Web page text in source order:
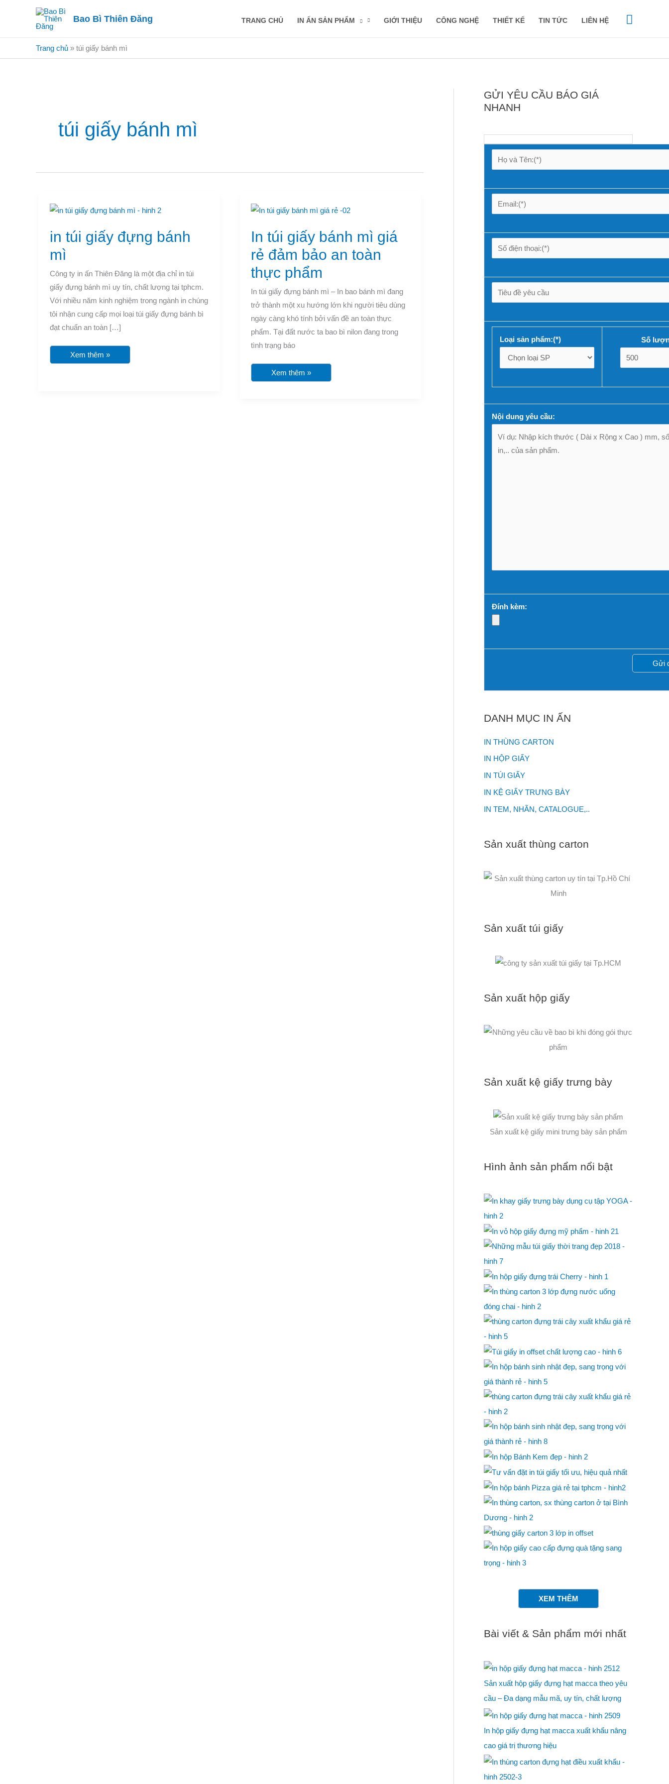
Bao Bì Thiên Đăng TRANG CHỦ IN ẤN SẢN PHẨM GIỚI THIỆU CÔNG NGHỆ THIẾT KẾ TIN TỨC LIÊN HỆ
Tìm
Trang chủ » túi giấy bánh mì
túi giấy bánh mì
in túi giấy đựng bánh
mì
Công ty in ấn Thiên Đăng là một địa chỉ in túi
giấy đựng bánh mì uy tín, chất lượng tại tphcm.
Với nhiều năm kinh nghiệm trong ngành in chúng
tôi nhận cung cấp mọi loại túi giấy đựng bánh bì
đạt chuẩn an toàn […]
in
túi
bánh
mì
Xem thêm »
In túi giấy bánh mì giá
rẻ đảm bảo an toàn
thực phẩm
In túi giấy đựng bánh mì – In bao bánh mì đang
trở thành một xu hướng lớn khi người tiêu dùng
ngày càng khó tính bởi vấn đề an toàn thực
phẩm. Tại đất nước ta bao bì nilon đang trong
tình trạng báo
In
túi
mì
giá
rẻ
đảm
an
toàn
thực
phẩm
Xem thêm »
GỬI YÊU CẦU BÁO GIÁ
NHANH
Loại sản phẩm:(*) Số
Nội dung yêu cầu:
Đính kèm:
DANH MỤC IN ẤN
IN THÙNG CARTON
IN HỘP GIẤY
IN TÚI GIẤY
IN KỆ GIẤY TRƯNG BÀY
IN TEM, NHÃN, CATALOGUE,..
Sản xuất thùng carton
Sản xuất túi giấy
Sản xuất hộp giấy
Sản xuất kệ giấy trưng bày
Sản xuất kệ giấy mini trưng bày sản phẩm
Hình ảnh sản phẩm nổi bật
XEM THÊM
Bài viết & Sản phẩm mới nhất
Sản xuất hộp giấy đựng hạt macca theo yêu
cầu – Đa dạng mẫu mã, uy tín, chất lượng
In hộp giấy đựng hạt macca xuất khẩu nâng
cao giá trị thương hiệu